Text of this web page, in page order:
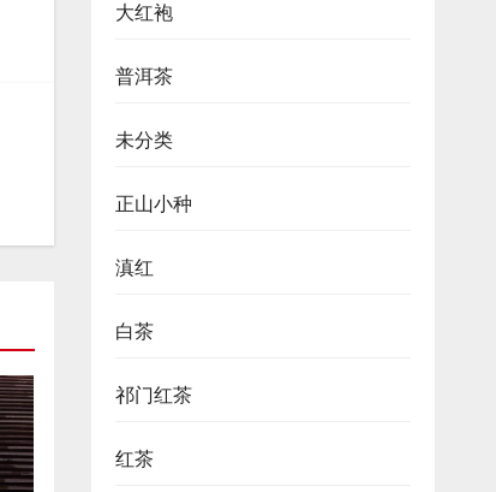
大红袍
普洱茶
未分类
正山小种
滇红
白茶
祁门红茶
红茶